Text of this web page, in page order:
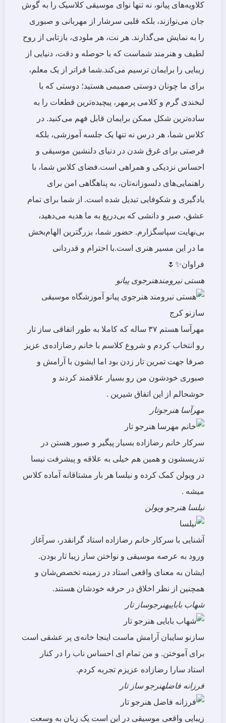
کلاویه‌های پیانو، نه تنها نوای موسیقی کلاسیک را به گوش
جان می‌نوازند، بلکه قلبی سرشار از مهربانی و صبوری
را به نمایش می‌گذارند. هر نت، هر ملودی، بازتابی از روح
لطیف و هنرمند شماست که با حوصله و دقت، دنیایی از
زیبایی را برایمان ترسیم می‌کند.شما فراتر از یک معلم،
برای ما چونان دوستی صمیمی هستید؛ دوستی که با
لبخندی گرم و کلامی پرمهر، پیچیده‌ترین قطعات را به
ساده‌ترین شکل ممکن برایمان قابل فهم می‌کنید. در
کلاس شما، هر درس نه تنها یک جلسه آموزشی، بلکه
فرصتی برای غرق شدن در دنیای دلنشین موسیقی و
احساس نزدیکی و همراهی است.فضای کلاس شما، با
راهنمایی‌های دلسوزانه‌تان، به پناهگاهی امن برای
یادگیری و شکوفایی تبدیل شده است. از شما برای تمام
عشق، صبر و دانشی که بی‌دریغ به ما هدیه می‌دهید،
بی‌نهایت سپاسگزارم. حضور شما، بزرگترین الهام‌بخش
ما در این مسیر هنری است.با احترام و قدردانی
فراوان✨🌷
هستی نیرومندهنرجوی پیانو
مهرآسا هستم ۳۷ ساله که کاملا به طور اتفاقی ساز تار
رو انتخاب کردم و شروع کلاسم با خانم رضازاده‌ی عزیز
صرفا جهت تمرین تار زدن بود اما ایشون با آرامش و
صبوری خودشون من رو بسیار علاقمند کردند و
حوشحالم از این اتفاق شیرین .
مهرآسا هنرجوتار
سرکار خانم رضازاده بسیار پیگیر و صبور هستن در
تدریسشون و همین هم خیلی به علاقه و پیشرفت نیسا
در ویولن کمک کرده و نیلسا هر بار مشتاقانه آماده کلاس
میشه .
نیلسا هنرجو ویولن
آشنایی با سرکار خانم رضازاده استاد گرانقدر، سرآغاز
ورود به عرصه موسیقی و نواختن ساز زیبا تار بودن.
ایشان به معنای واقعی استاد در زمینه تخصص‌شان و
همچنین از نظر اخلاق در حرفه خودشان هستند.
شهاب باباییهنرجوساز تار
سازنو سایبان آرامش ماست اینجا خانه‌ی پر عشقی است
برای آموختن. و من تمام ای احساس ناب را در کنار
استاد سارا رضازاده عزیزم تجربه کردم.
فرزانه فاضلهنرجو ساز تار
زیبایی واقعی موسیقی در این است یک زبان به وسعت